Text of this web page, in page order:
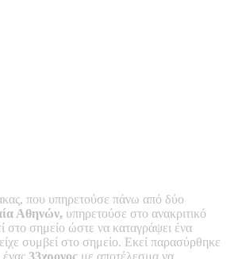
που υπηρετούσε πάνω από δύο
Αθηνών, υπηρετούσε στο ανακριτικό
στο σημείο ώστε να καταγράψει ένα
συμβεί στο σημείο. Εκεί παρασύρθηκε
33χρονος με αποτέλεσμα να